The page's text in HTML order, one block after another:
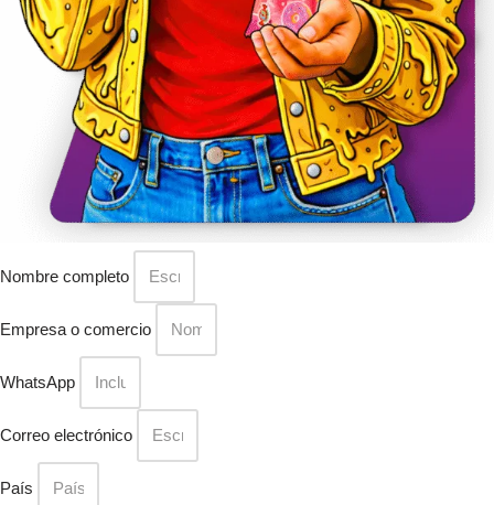
Nombre completo
Empresa o comercio
WhatsApp
Correo electrónico
País